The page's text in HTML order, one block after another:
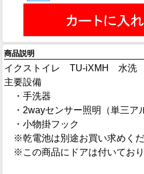
商品説明
イクストイレ TU-iXMH 水洗
主要設備
・手洗器
・2wayセンサー照明（単三ア
・小物掛フック
※乾電池は別途お買い求めくだ
※この商品にドアは付いており